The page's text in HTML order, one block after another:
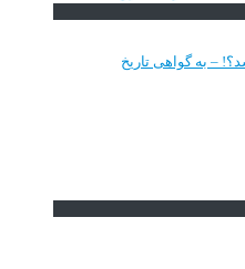
– به گواهی تاریخ